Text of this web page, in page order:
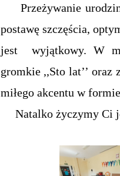
Przeżywanie urodzin
postawę szczęścia,
jest wyjątkowy. W
gromkie ,,Sto lat’’ oraz
miłego akcentu w
Natalko życzymy Ci